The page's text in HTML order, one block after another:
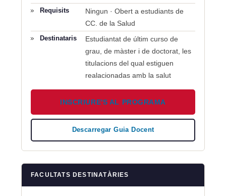
Requisits
Ningun · Obert a estudiants de
CC. de la Salud
Destinataris
Estudiantat de últim curso de
grau, de màster i de doctorat, les
titulacions del qual estiguen
realacionadas amb la salut
INSCRIURE'S AL PROGRAMA
Descarregar Guia Docent
FACULTATS DESTINATÀRIES